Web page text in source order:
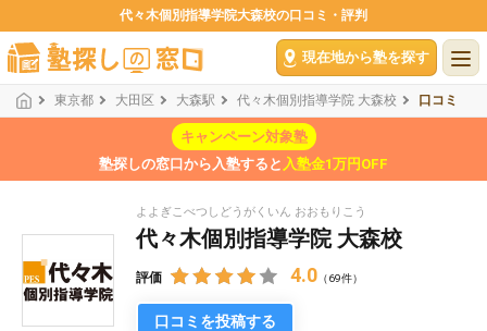
代々木個別指導学院大森校の口コミ・評判
現在地から塾を探す
東京都 大田区 大森駅 代々木個別指導学院 大森校 口コミ
キャンペーン対象塾
塾探しの窓口から入塾すると 入塾金1万円OFF
よよぎこべつしどうがくいん おおもりこう
代々木個別指導学院 大森校
評価 4.0 （69件）
口コミを投稿する